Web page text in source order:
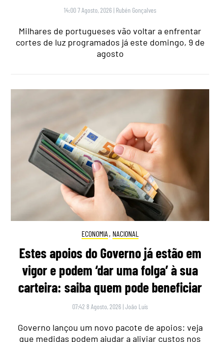
14:00 7 Agosto, 2026 | Rubén Gonçalves
Milhares de portugueses vão voltar a enfrentar
cortes de luz programados já este domingo, 9 de
agosto
ECONOMIA , NACIONAL
Estes apoios do Governo já estão em
vigor e podem ‘dar uma folga’ à sua
carteira: saiba quem pode beneficiar
07:42 8 Agosto, 2026 |João Luís
Governo lançou um novo pacote de apoios: veja
que medidas podem ajudar a aliviar custos nos